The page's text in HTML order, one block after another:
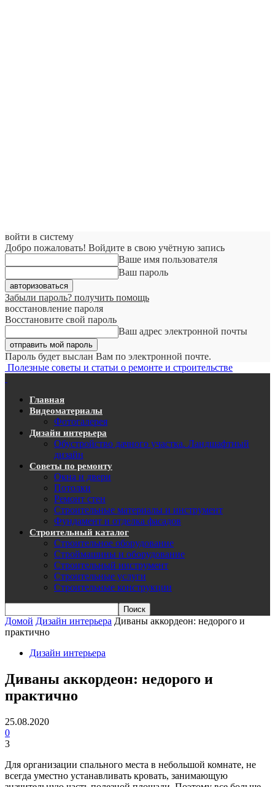
войти в систему
Добро пожаловать! Войдите в свою учётную запись
Ваше имя пользователя
Ваш пароль
Забыли пароль? получить помощь
восстановление пароля
Восстановите свой пароль
Ваш адрес электронной почты
Пароль будет выслан Вам по электронной почте.
Полезные советы и статьи о ремонте и строительстве
Главная
Видеоматериалы
Фотогалерея
Дизайн интерьера
Обустройство дачного участка. Ландшафтный
дизайн
Советы по ремонту
Окна и двери
Потолки
Ремонт стен
Строительные материалы и инструмент
Фундамент и отделка фасадов
Строительный каталог
Строительное оборудование
Строймашины и оборудование
Строительный инструмент
Строительные услуги
Строительные конструкции
Домой Дизайн интерьера Диваны аккордеон: недорого и
практично
Дизайн интерьера
Диваны аккордеон: недорого и
практично
25.08.2020
0
3
Для организации спального места в небольшой комнате, не
всегда уместно устанавливать кровать, занимающую